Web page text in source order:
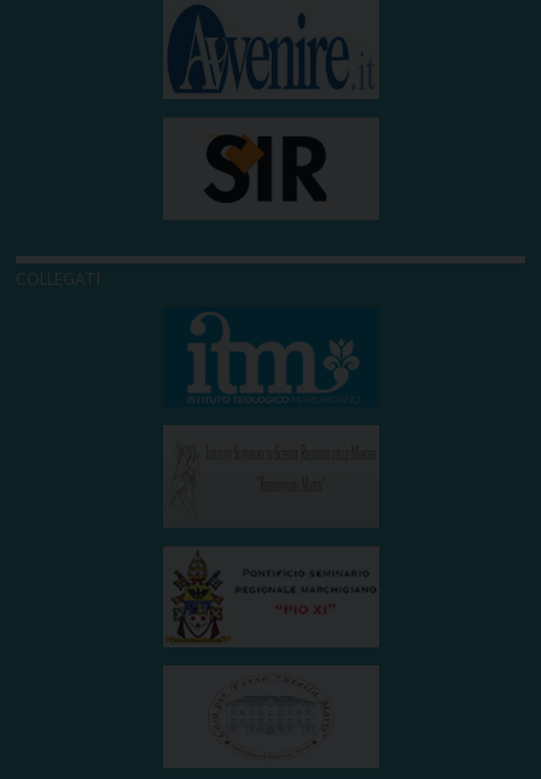
COLLEGATI